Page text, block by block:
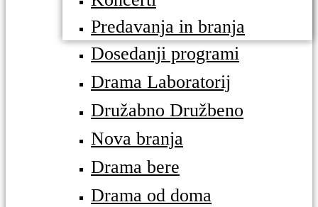
Predavanja in branja
Dosedanji programi
Drama Laboratorij
Družabno Družbeno
Nova branja
Drama bere
Drama od doma